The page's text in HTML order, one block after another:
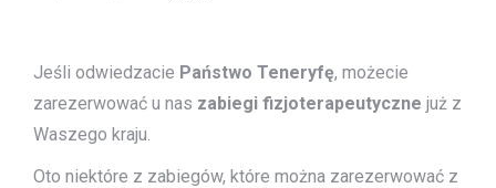
Jeśli odwiedzacie Państwo Teneryfę, możecie
zarezerwować u nas zabiegi fizjoterapeutyczne już z
Waszego kraju.
Oto niektóre z zabiegów, które można zarezerwować z